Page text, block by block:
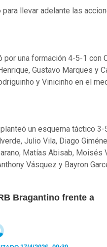
llevar adelante las
por una formación 4-5-1 con
Gustavo Marques y
y Vinicinho en el
un esquema táctico
Julio Vila, Diago
Matías Abisab, Moisés
Vásquez y Bayron
Bragantino frente a